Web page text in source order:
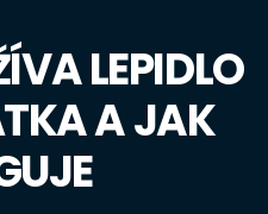
LEPIDLO
A JAK